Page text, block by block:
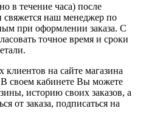
в течение часа) после
наш менеджер по
при оформлении заказа. С
точное время и сроки
на сайте магазина
своем кабинете Вы можете
историю своих заказов, а
от заказа, подписаться на